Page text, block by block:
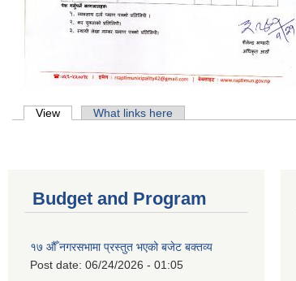
Primary tabs
View (active tab)What links here
Budget and Program
१७ औँ नगरसभामा प्रस्तुत भएको बजेट बक्तव्य
Post date: 06/24/2026 - 01:05